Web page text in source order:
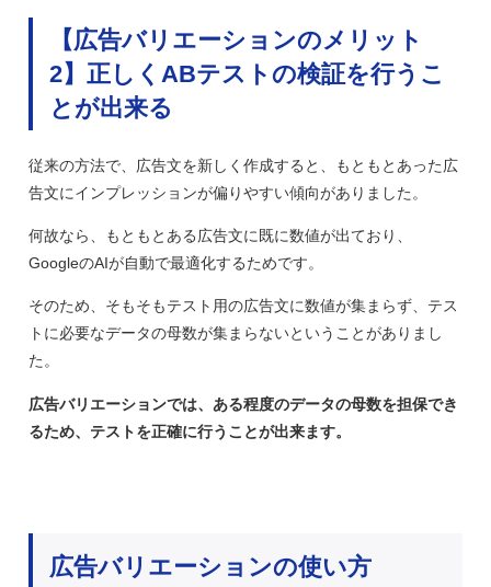
【広告バリエーションのメリット
2】正しくABテストの検証を行うこ
とが出来る
従来の方法で、広告文を新しく作成すると、もともとあった広
告文にインプレッションが偏りやすい傾向がありました。
何故なら、もともとある広告文に既に数値が出ており、
GoogleのAIが自動で最適化するためです。
そのため、そもそもテスト用の広告文に数値が集まらず、テス
トに必要なデータの母数が集まらないということがありまし
た。
広告バリエーションでは、ある程度のデータの母数を担保でき
るため、テストを正確に行うことが出来ます。
広告バリエーションの使い方